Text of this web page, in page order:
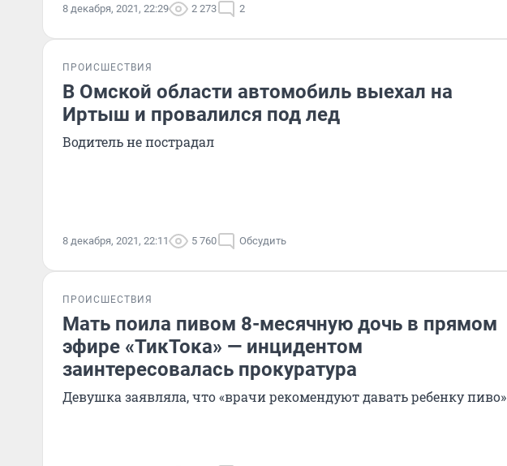
8 декабря, 2021, 22:29 2 273 2
ПРОИСШЕСТВИЯ
В Омской области автомобиль выехал на
Иртыш и провалился под лед
Водитель не пострадал
8 декабря, 2021, 22:11 5 760 Обсудить
ПРОИСШЕСТВИЯ
Мать поила пивом 8-месячную дочь в прямом
эфире «ТикТока» — инцидентом
заинтересовалась прокуратура
Девушка заявляла, что «врачи рекомендуют давать ребенку пиво»